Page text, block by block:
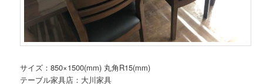
サイズ：850×1500(mm) 丸角R15(mm)
テーブル家具店：大川家具